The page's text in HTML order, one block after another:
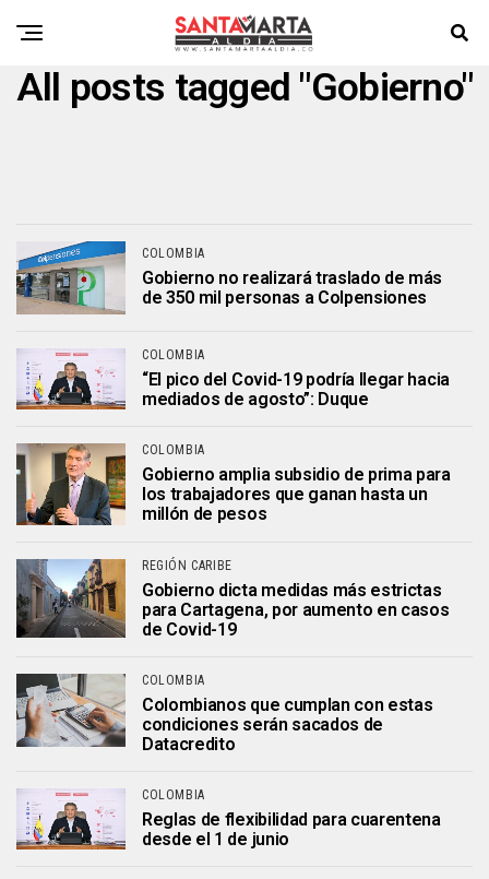
All posts tagged "Gobierno"
COLOMBIA
Gobierno no realizará traslado de más
de 350 mil personas a Colpensiones
COLOMBIA
“El pico del Covid-19 podría llegar hacia
mediados de agosto”: Duque
COLOMBIA
Gobierno amplia subsidio de prima para
los trabajadores que ganan hasta un
millón de pesos
REGIÓN CARIBE
Gobierno dicta medidas más estrictas
para Cartagena, por aumento en casos
de Covid-19
COLOMBIA
Colombianos que cumplan con estas
condiciones serán sacados de
Datacredito
COLOMBIA
Reglas de flexibilidad para cuarentena
desde el 1 de junio